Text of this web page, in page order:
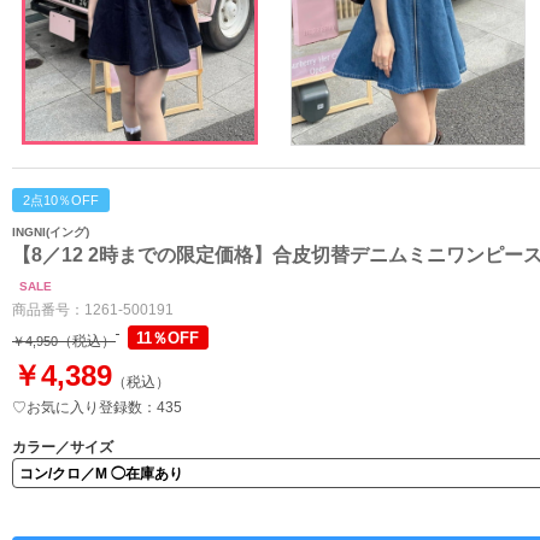
2点10％OFF
INGNI(イング)
【8／12 2時までの限定価格】合皮切替デニムミニワンピー
SALE
商品番号： 1261-500191
￥4,950（税込） 11％OFF
￥4,389 （税込）
♡お気に入り登録数：435
カラー／サイズ